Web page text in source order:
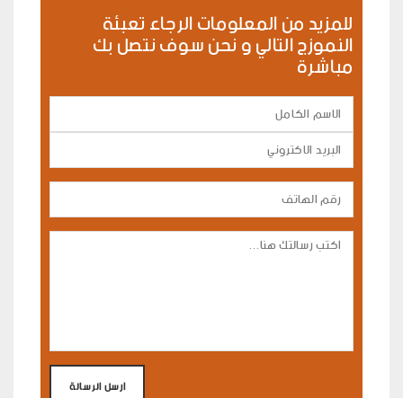
للمزيد من المعلومات الرجاء تعبئة
النموزج التالي و نحن سوف نتصل بك
مباشرة